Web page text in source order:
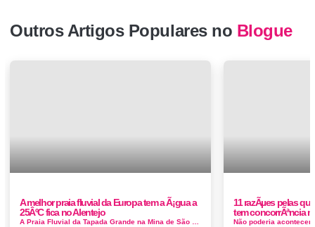
Outros Artigos Populares no Blogue
A melhor praia fluvial da Europa tem a Ã¡gua a
25ÂºC fica no Alentejo
A Praia Fluvial da Tapada Grande na Mina de São Domingos, concelho de Mértola, foi eleita pela primeira vez o melhor destino europeu na ...
11 razÃµes pelas
tem concorrÃªncia